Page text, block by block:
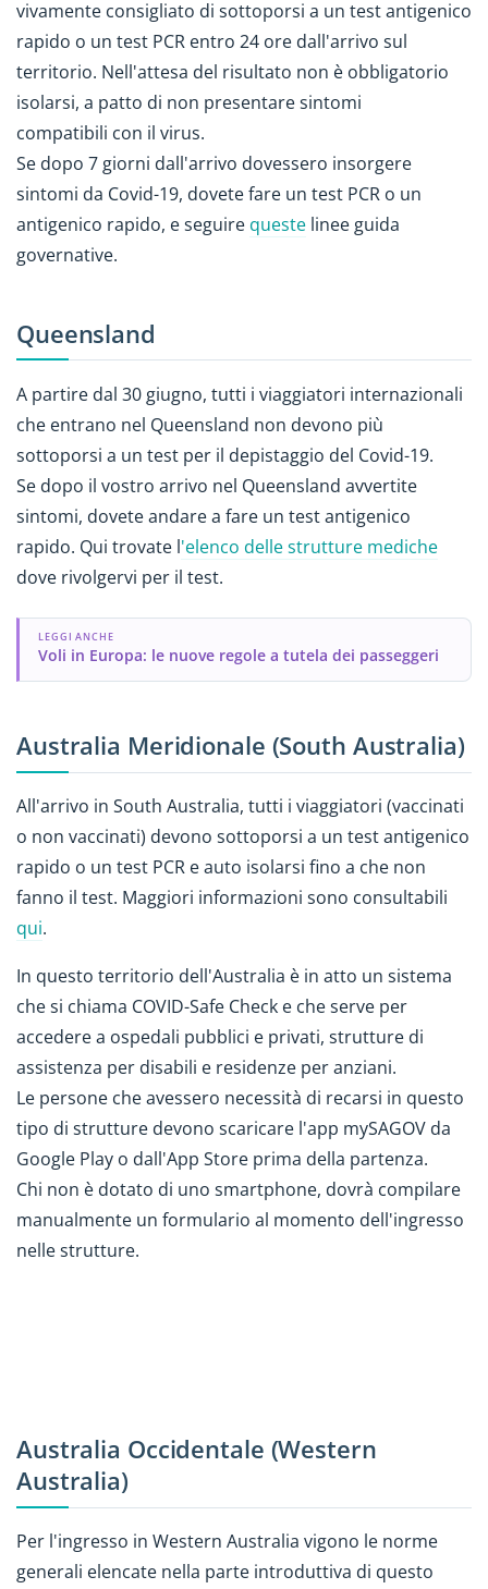
vivamente consigliato di sottoporsi a un test antigenico
rapido o un test PCR entro 24 ore dall'arrivo sul
territorio. Nell'attesa del risultato non è obbligatorio
isolarsi, a patto di non presentare sintomi
compatibili con il virus.
Se dopo 7 giorni dall'arrivo dovessero insorgere
sintomi da Covid-19, dovete fare un test PCR o un
antigenico rapido, e seguire queste linee guida
governative.
Queensland
A partire dal 30 giugno, tutti i viaggiatori internazionali
che entrano nel Queensland non devono più
sottoporsi a un test per il depistaggio del Covid-19.
Se dopo il vostro arrivo nel Queensland avvertite
sintomi, dovete andare a fare un test antigenico
rapido. Qui trovate l'elenco delle strutture mediche
dove rivolgervi per il test.
LEGGI ANCHE
Voli in Europa: le nuove regole a tutela dei passeggeri
Australia Meridionale (South Australia)
All'arrivo in South Australia, tutti i viaggiatori (vaccinati
o non vaccinati) devono sottoporsi a un test antigenico
rapido o un test PCR e auto isolarsi fino a che non
fanno il test. Maggiori informazioni sono consultabili
qui.
In questo territorio dell'Australia è in atto un sistema
che si chiama COVID-Safe Check e che serve per
accedere a ospedali pubblici e privati, strutture di
assistenza per disabili e residenze per anziani.
Le persone che avessero necessità di recarsi in questo
tipo di strutture devono scaricare l'app mySAGOV da
Google Play o dall'App Store prima della partenza.
Chi non è dotato di uno smartphone, dovrà compilare
manualmente un formulario al momento dell'ingresso
nelle strutture.
Australia Occidentale (Western
Australia)
Per l'ingresso in Western Australia vigono le norme
generali elencate nella parte introduttiva di questo